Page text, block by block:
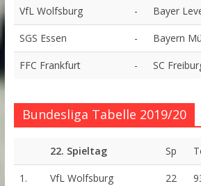
VfL Wolfsburg - Bayer
SGS Essen - Bayern
FFC Frankfurt - SC
Bundesliga Tabelle 2019/20
22. Spieltag Sp
1. VfL Wolfsburg 22